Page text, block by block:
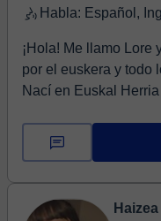
Habla: Español,
¡Hola! Me llamo Lore
por el euskera y todo
Nací en Euskal
Haizea